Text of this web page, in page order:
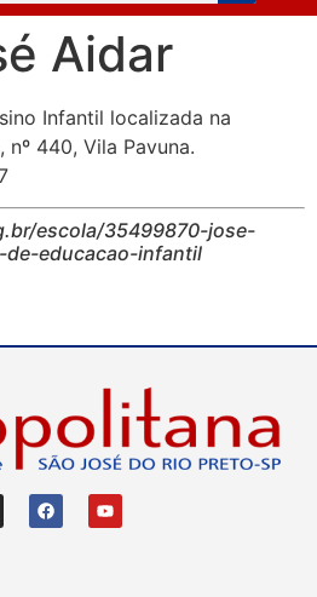
Aidar
Infantil localizada na
440, Vila Pavuna.
escola/35499870-jose-
de-educacao-infantil